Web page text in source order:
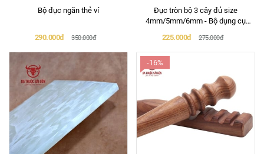
Bộ đục ngăn thẻ ví
290.000đ 350.000đ
Đục tròn bộ 3 cây đủ size
4mm/5mm/6mm - Bộ dụng cụ
225.000đ 275.000đ
-16%